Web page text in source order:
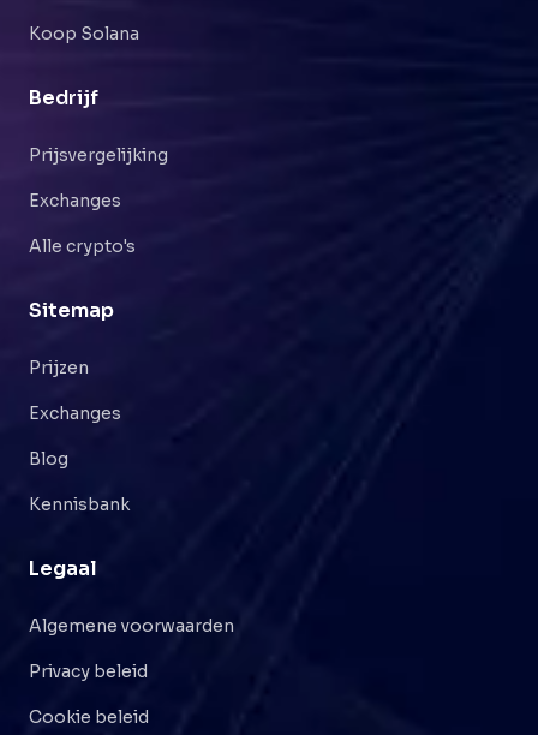
Koop Solana
Bedrijf
Prijsvergelijking
Exchanges
Alle crypto's
Sitemap
Prijzen
Exchanges
Blog
Kennisbank
Legaal
Algemene voorwaarden
Privacy beleid
Cookie beleid